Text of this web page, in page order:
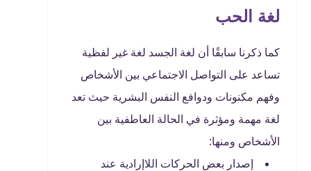
لغة الحب
كما ذكرنا سابقًا أن لغة الجسد لغة غير لفظية
تساعد على التواصل الاجتماعي بين الأشخاص
وفهم مكنونات ودوافع النفس البشرية حيث تعد
لغة مهمة ومؤثرة في الحالة العاطفية بين
الأشخاص ومنها:
إصدار بعض الحركات اللاإرادية عند